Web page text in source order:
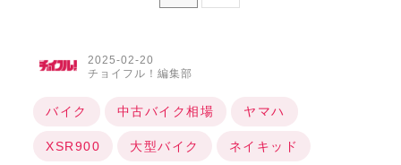
2025-02-20
チョイフル！編集部
バイク 中古バイク相場 ヤマハ
XSR900 大型バイク ネイキッド